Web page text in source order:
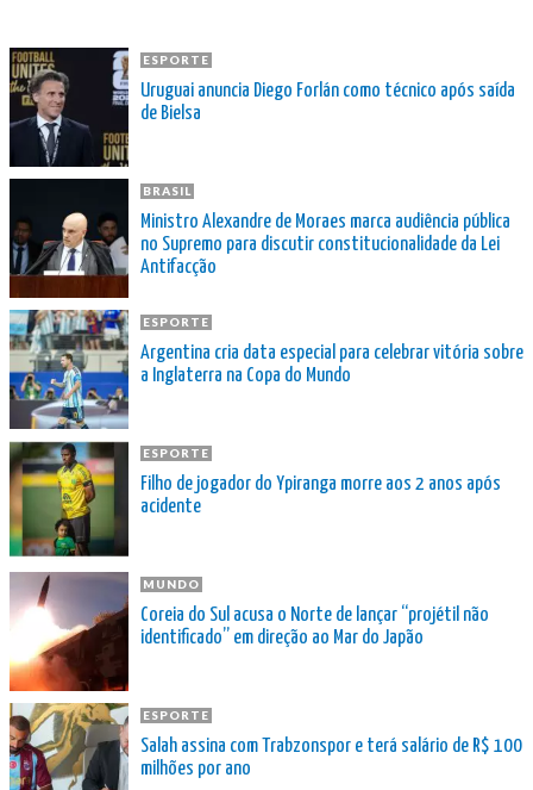
ESPORTE
Uruguai anuncia Diego Forlán como técnico após saída
de Bielsa
BRASIL
Ministro Alexandre de Moraes marca audiência pública
no Supremo para discutir constitucionalidade da Lei
Antifacção
ESPORTE
Argentina cria data especial para celebrar vitória sobre
a Inglaterra na Copa do Mundo
ESPORTE
Filho de jogador do Ypiranga morre aos 2 anos após
acidente
MUNDO
Coreia do Sul acusa o Norte de lançar “projétil não
identificado” em direção ao Mar do Japão
ESPORTE
Salah assina com Trabzonspor e terá salário de R$ 100
milhões por ano